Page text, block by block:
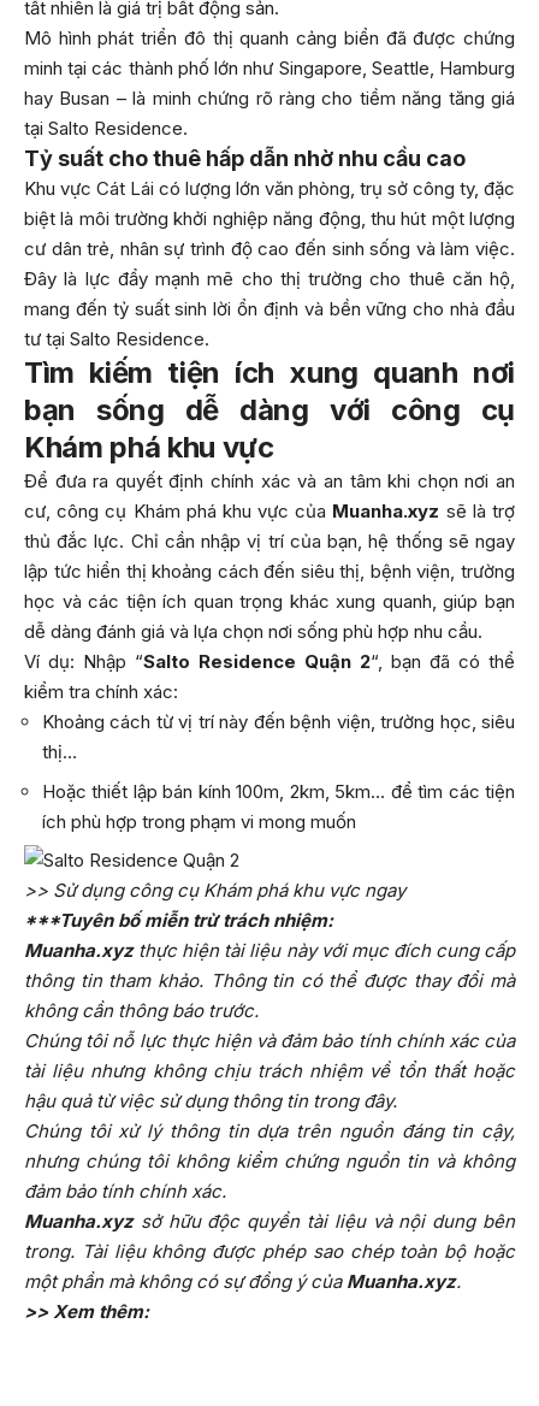
tất nhiên là giá trị bất động sản.
Mô hình phát triển đô thị quanh cảng biển đã được chứng
minh tại các thành phố lớn như Singapore, Seattle, Hamburg
hay Busan – là minh chứng rõ ràng cho tiềm năng tăng giá
tại Salto Residence.
Tỷ suất cho thuê hấp dẫn nhờ nhu cầu cao
Khu vực Cát Lái có lượng lớn văn phòng, trụ sở công ty, đặc
biệt là môi trường khởi nghiệp năng động, thu hút một lượng
cư dân trẻ, nhân sự trình độ cao đến sinh sống và làm việc.
Đây là lực đẩy mạnh mẽ cho thị trường cho thuê căn hộ,
mang đến tỷ suất sinh lời ổn định và bền vững cho nhà đầu
tư tại Salto Residence.
Tìm kiếm tiện ích xung quanh nơi
bạn sống dễ dàng với công cụ
Khám phá khu vực
Để đưa ra quyết định chính xác và an tâm khi chọn nơi an
cư, công cụ Khám phá khu vực của Muanha.xyz sẽ là trợ
thủ đắc lực. Chỉ cần nhập vị trí của bạn, hệ thống sẽ ngay
lập tức hiển thị khoảng cách đến siêu thị, bệnh viện, trường
học và các tiện ích quan trọng khác xung quanh, giúp bạn
dễ dàng đánh giá và lựa chọn nơi sống phù hợp nhu cầu.
Ví dụ: Nhập “Salto Residence Quận 2“, bạn đã có thể
kiểm tra chính xác:
Khoảng cách từ vị trí này đến bệnh viện, trường học, siêu
thị…
Hoặc thiết lập bán kính 100m, 2km, 5km… để tìm các tiện
ích phù hợp trong phạm vi mong muốn
>> Sử dụng công cụ Khám phá khu vực ngay
***Tuyên bố miễn trừ trách nhiệm:
Muanha.xyzthực hiện tài liệu này với mục đích cung cấp
thông tin tham khảo. Thông tin có thể được thay đổi mà
không cần thông báo trước.
Chúng tôi nỗ lực thực hiện và đảm bảo tính chính xác của
tài liệu nhưng không chịu trách nhiệm về tổn thất hoặc
hậu quả từ việc sử dụng thông tin trong đây.
Chúng tôi xử lý thông tin dựa trên nguồn đáng tin cậy,
nhưng chúng tôi không kiểm chứng nguồn tin và không
đảm bảo tính chính xác.
Muanha.xyzsở hữu độc quyền tài liệu và nội dung bên
trong. Tài liệu không được phép sao chép toàn bộ hoặc
một phần mà không có sự đồng ý của Muanha.xyz.
>> Xem thêm: